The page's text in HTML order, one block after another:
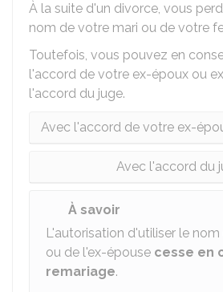
À la suite d'un divorce, vous
nom de votre mari ou de votre
Toutefois, vous pouvez en
l'accord de votre ex-époux ou
l'accord du juge.
Avec l'accord de votre ex-
Avec l'accord du
À savoir
L'autorisation d'utiliser le
ou de l'ex-épouse cesse en
remariage.